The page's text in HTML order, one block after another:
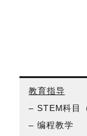
教育指导
– STEM科目
– 编程教学